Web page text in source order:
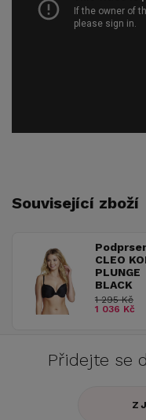
Související zboží
CLEO
PLUNGE
BLACK
1 295 Kč
1 036 Kč
Přidejte se